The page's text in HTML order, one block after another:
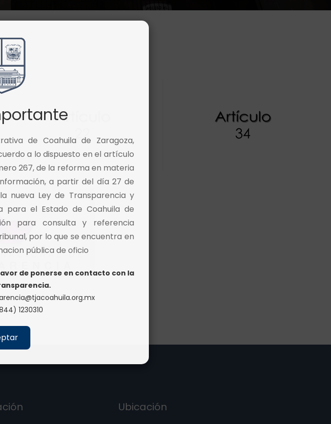
de Coahuila de Zaragoza,
a lo dispuesto en el artículo
267, de la reforma en materia
a partir del día 27 de
nueva Ley de Transparencia y
para el Estado de Coahuila de
para consulta y referencia
por lo que se encuentra en
pública de oficio
de ponerse en contacto con la
1230310
Ubicación